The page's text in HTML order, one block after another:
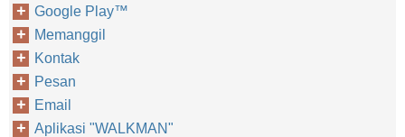
Google Play™‎
Memanggil
Kontak
Pesan
Email
Aplikasi "WALKMAN"